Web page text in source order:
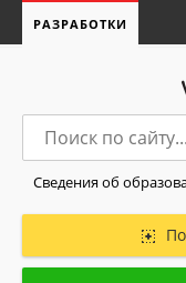
РАЗРАБОТКИ
Сведения об